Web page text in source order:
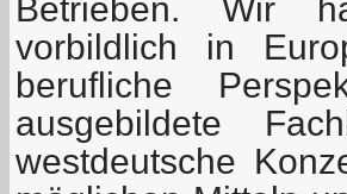
Betrieben. Wir
vorbildlich in
berufliche
ausgebildete
westdeutsche